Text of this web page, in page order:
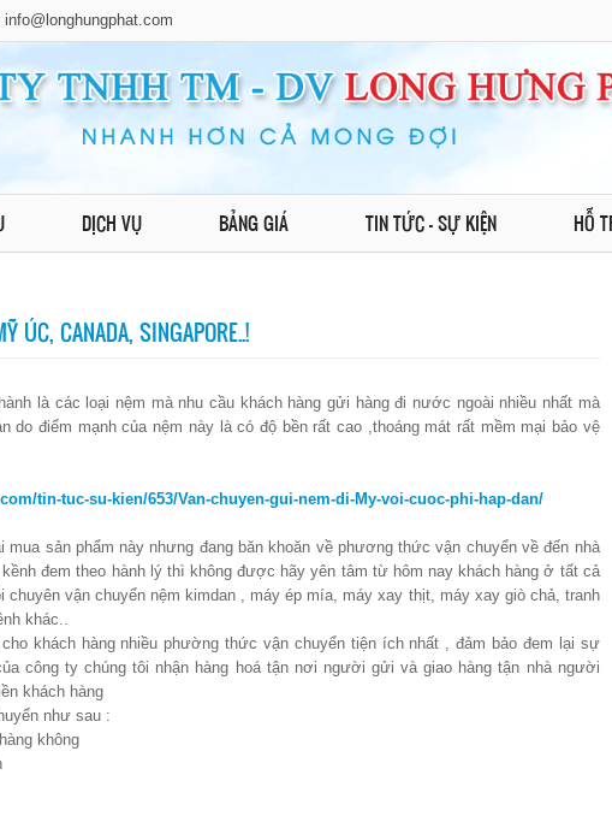
info@longhungphat.com
DỊCH VỤ BẢNG GIÁ TIN TỨC - SỰ KIỆN HỖ
ÚC, CANADA, SINGAPORE..!
là các loại nệm mà nhu cầu khách hàng gửi hàng đi nước ngoài nhiều nhất mà
do điểm mạnh của nệm này là có độ bền rất cao ,thoáng mát rất mềm mại bảo vệ
tin-tuc-su-kien/653/Van-chuyen-gui-nem-di-My-voi-cuoc-phi-hap-dan/
mua sản phẩm này nhưng đang băn khoăn về phương thức vận chuyển về đến nhà
đem theo hành lý thì không được hãy yên tâm từ hôm nay khách hàng ở tất cả
chuyên vận chuyển nệm kimdan , máy ép mía, máy xay thịt, máy xay giò chả, tranh
khác..
khách hàng nhiều phường thức vận chuyển tiện ích nhất , đảm bảo đem lại sự
công ty chúng tôi nhận hàng hoá tận nơi người gửi và giao hàng tận nhà người
khách hàng
như sau :
không